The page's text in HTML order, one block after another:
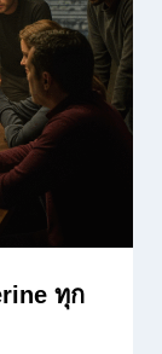
ทุก